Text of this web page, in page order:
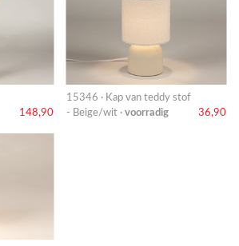
148,90
15346 · Kap van teddy stof
- Beige/wit · voorradig 36,90